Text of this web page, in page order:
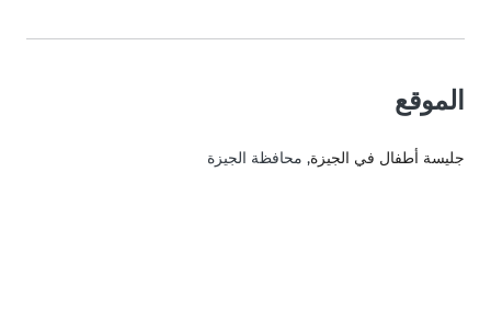
الموقع
جليسة أطفال في الجيزة, محافظة الجيزة